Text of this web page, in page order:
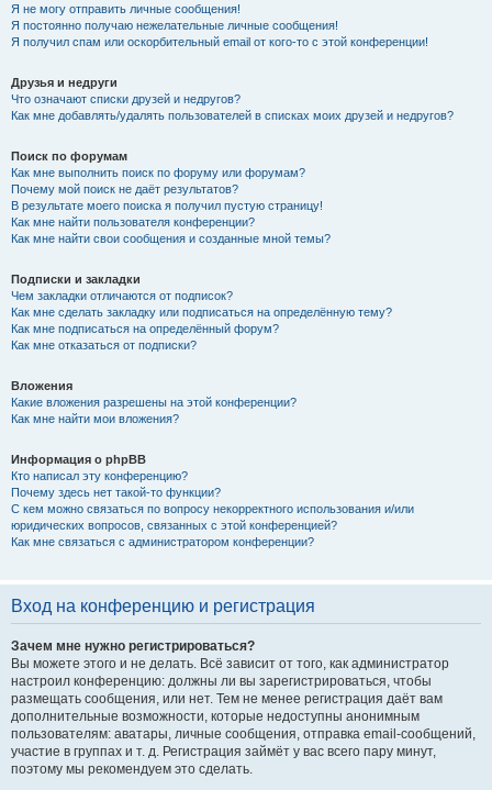
Я не могу отправить личные сообщения!
Я постоянно получаю нежелательные личные сообщения!
Я получил спам или оскорбительный email от кого-то с этой конференции!
Друзья и недруги
Что означают списки друзей и недругов?
Как мне добавлять/удалять пользователей в списках моих друзей и недругов?
Поиск по форумам
Как мне выполнить поиск по форуму или форумам?
Почему мой поиск не даёт результатов?
В результате моего поиска я получил пустую страницу!
Как мне найти пользователя конференции?
Как мне найти свои сообщения и созданные мной темы?
Подписки и закладки
Чем закладки отличаются от подписок?
Как мне сделать закладку или подписаться на определённую тему?
Как мне подписаться на определённый форум?
Как мне отказаться от подписки?
Вложения
Какие вложения разрешены на этой конференции?
Как мне найти мои вложения?
Информация о phpBB
Кто написал эту конференцию?
Почему здесь нет такой-то функции?
С кем можно связаться по вопросу некорректного использования и/или
юридических вопросов, связанных с этой конференцией?
Как мне связаться с администратором конференции?
Вход на конференцию и регистрация
Зачем мне нужно регистрироваться?
Вы можете этого и не делать. Всё зависит от того, как администратор
настроил конференцию: должны ли вы зарегистрироваться, чтобы
размещать сообщения, или нет. Тем не менее регистрация даёт вам
дополнительные возможности, которые недоступны анонимным
пользователям: аватары, личные сообщения, отправка email-сообщений,
участие в группах и т. д. Регистрация займёт у вас всего пару минут,
поэтому мы рекомендуем это сделать.